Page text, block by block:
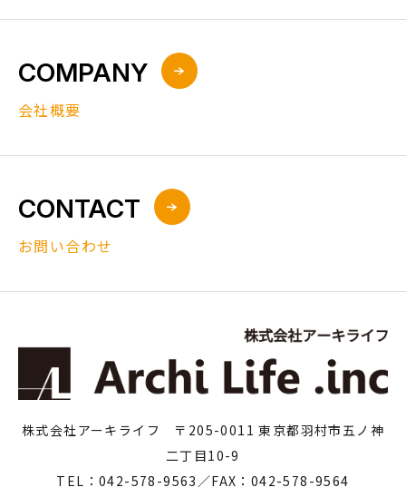
COMPANY
会社概要
CONTACT
お問い合わせ
株式会社アーキライフ 〒205-0011 東京都羽村市五ノ神
二丁目10-9
TEL：042-578-9563／FAX：042-578-9564